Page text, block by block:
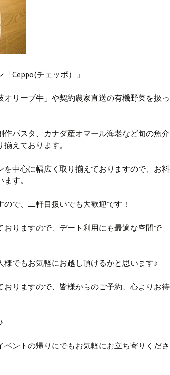
Ceppo(チェッポ）」
リーブ牛」や契約農家直送の有機野菜を扱っ
パスタ、カナダ産オマール海老など旬の魚介
えております。
を中心に幅広く取り揃えておりますので、お料
す。
で、二軒目扱いでも大歓迎です！
おりますので、デート利用にも最適な空間で
でもお気軽にお越し頂けるかと思います♪
りますので、皆様からのご予約、心よりお待
ントの帰りにでもお気軽にお立ち寄りくださ